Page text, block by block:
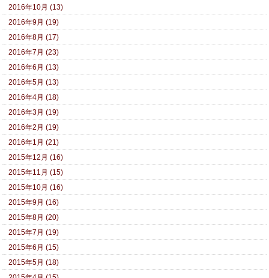
2016年10月 (13)
2016年9月 (19)
2016年8月 (17)
2016年7月 (23)
2016年6月 (13)
2016年5月 (13)
2016年4月 (18)
2016年3月 (19)
2016年2月 (19)
2016年1月 (21)
2015年12月 (16)
2015年11月 (15)
2015年10月 (16)
2015年9月 (16)
2015年8月 (20)
2015年7月 (19)
2015年6月 (15)
2015年5月 (18)